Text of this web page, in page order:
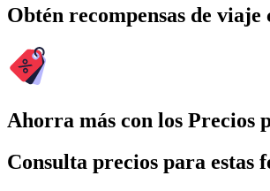
Obtén recompensas de viaje
Ahorra más con los Precios
Consulta precios para estas